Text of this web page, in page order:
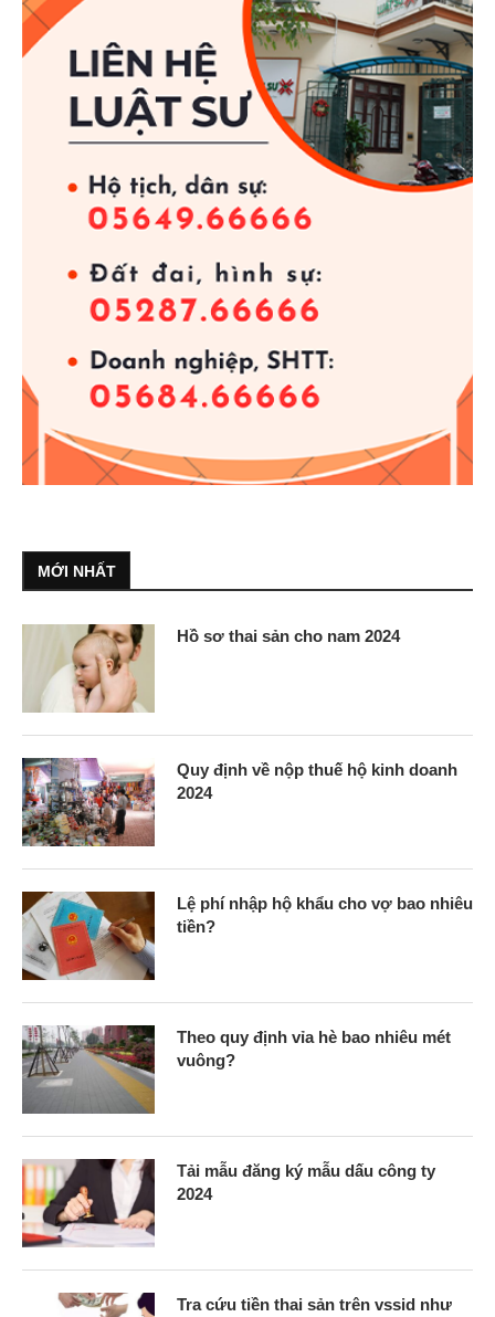
MỚI NHẤT
Hồ sơ thai sản cho nam 2024
Quy định về nộp thuế hộ kinh doanh
2024
Lệ phí nhập hộ khẩu cho vợ bao nhiêu
tiền?
Theo quy định vỉa hè bao nhiêu mét
vuông?
Tải mẫu đăng ký mẫu dấu công ty
2024
Tra cứu tiền thai sản trên vssid như